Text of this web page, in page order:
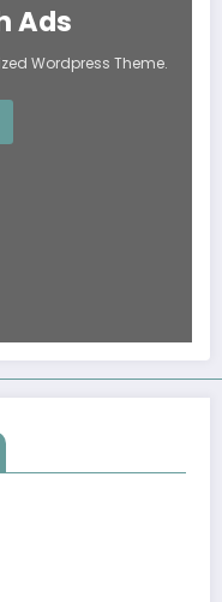
Ads
Wordpress Theme.